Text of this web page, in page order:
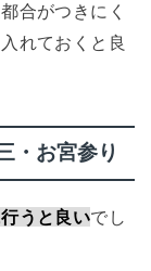
合がつきにく
れておくと良
・お宮参り
うと良いでし